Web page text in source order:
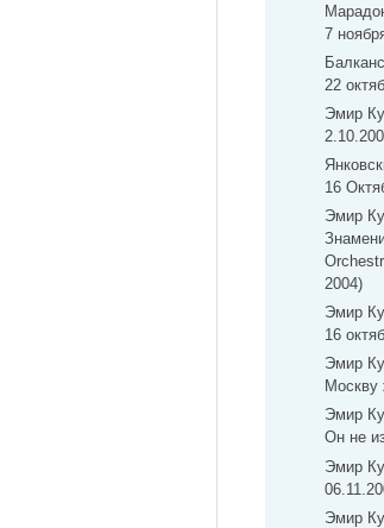
7
22
Эмир
16
Эмир
2004)
Эмир
16
Эмир
Москву
Эмир
Он не
Эмир
Эмир